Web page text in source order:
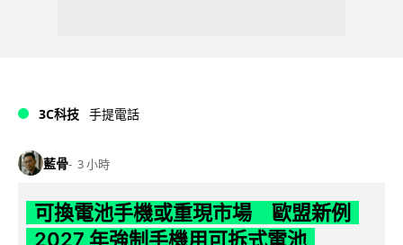
3C科技 手提電話
藍骨 3 小時
可換電池手機或重現市場 歐盟新例
2027 年強制手機用可拆式電池